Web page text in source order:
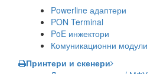
Powerline адаптери
PON Terminal
PoE инжектори
Комуникационни модули
Принтери и скенери